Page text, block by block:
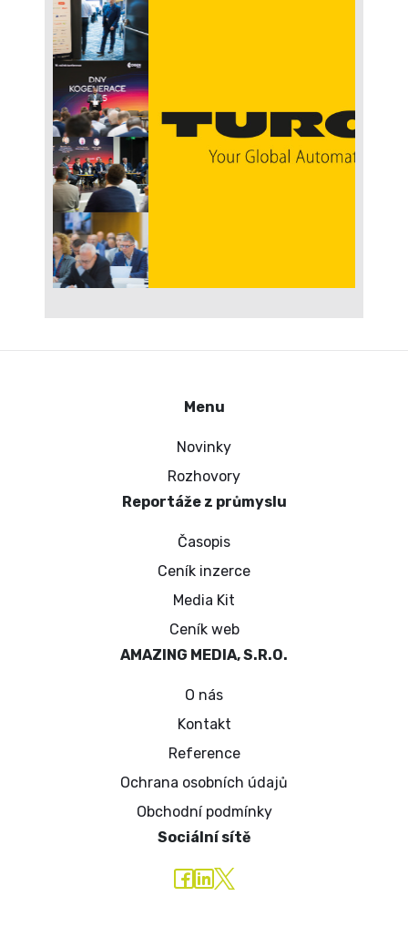
Menu
Novinky
Rozhovory
Reportáže z průmyslu
Časopis
Ceník inzerce
Media Kit
Ceník web
AMAZING MEDIA, S.R.O.
O nás
Kontakt
Reference
Ochrana osobních údajů
Obchodní podmínky
Sociální sítě